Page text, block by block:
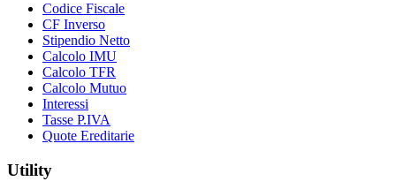
Codice Fiscale
CF Inverso
Stipendio Netto
Calcolo IMU
Calcolo TFR
Calcolo Mutuo
Interessi
Tasse P.IVA
Quote Ereditarie
Utility